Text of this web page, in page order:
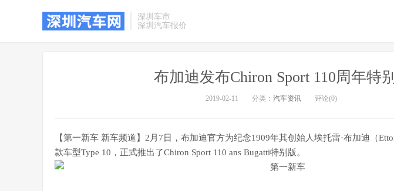
深圳车市
深圳汽车报价
布加迪发布Chiron Sport 110周年特
2019-02-11 分类： 汽车资讯 评论(0)
【第一新车 新车频道】2月7日，布加迪官方为纪念1909年其创始人埃托雷·布加迪（
款车型Type 10，正式推出了Chiron Sport 110 ans Bugatti特别版。